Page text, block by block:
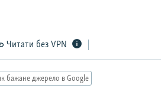
Читати без VPN
бажане джерело в Google